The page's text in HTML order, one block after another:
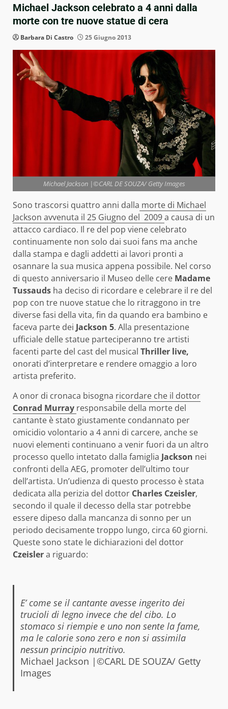
Michael Jackson celebrato a 4 anni dalla
morte con tre nuove statue di cera
Barbara Di Castro 25 Giugno 2013
Michael Jackson |©CARL DE SOUZA/ Getty Images
Sono trascorsi quattro anni dalla morte di Michael
Jackson avvenuta il 25 Giugno del 2009a causa di un
attacco cardiaco. Il re del pop viene celebrato
continuamente non solo dai suoi fans ma anche
dalla stampa e dagli addetti ai lavori pronti a
osannare la sua musica appena possibile. Nel corso
di questo anniversario il Museo delle cere Madame
Tussauds ha deciso di ricordare e celebrare il re del
pop con tre nuove statue che lo ritraggono in tre
diverse fasi della vita, fin da quando era bambino e
faceva parte dei Jackson 5. Alla presentazione
ufficiale delle statue parteciperanno tre artisti
facenti parte del cast del musical Thriller live,
onorati d’interpretare e rendere omaggio a loro
artista preferito.
A onor di cronaca bisogna ricordare che il dottor
Conrad Murray responsabile della morte del
cantante è stato giustamente condannato per
omicidio volontario a 4 anni di carcere, anche se
nuovi elementi continuano a venir fuori da un altro
processo quello intetato dalla famiglia Jackson nei
confronti della AEG, promoter dell’ultimo tour
dell’artista. Un’udienza di questo processo è stata
dedicata alla perizia del dottor Charles Czeisler,
secondo il quale il decesso della star potrebbe
essere dipeso dalla mancanza di sonno per un
periodo decisamente troppo lungo, circa 60 giorni.
Queste sono state le dichiarazioni del dottor
Czeislera riguardo:
E’ come se il cantante avesse ingerito dei
trucioli di legno invece che del cibo. Lo
stomaco si riempie e uno non sente la fame,
ma le calorie sono zero e non si assimila
nessun principio nutritivo.
Michael Jackson |©CARL DE SOUZA/ Getty
Images